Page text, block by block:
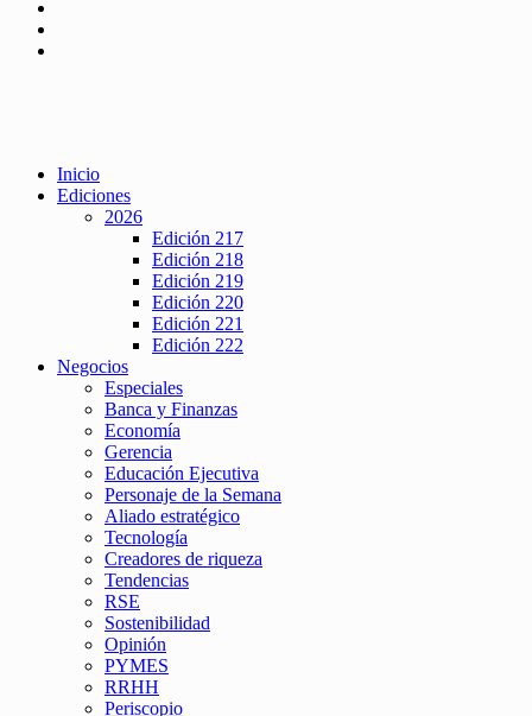
Inicio
Ediciones
2026
Edición 217
Edición 218
Edición 219
Edición 220
Edición 221
Edición 222
Negocios
Especiales
Banca y Finanzas
Economía
Gerencia
Educación Ejecutiva
Personaje de la Semana
Aliado estratégico
Tecnología
Creadores de riqueza
Tendencias
RSE
Sostenibilidad
Opinión
PYMES
RRHH
Periscopio